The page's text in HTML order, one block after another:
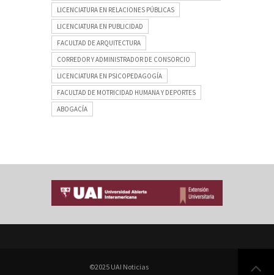
LICENCIATURA EN RELACIONES PÚBLICAS
LICENCIATURA EN PUBLICIDAD
FACULTAD DE ARQUITECTURA
CORREDOR Y ADMINISTRADOR DE CONSORCIO
LICENCIATURA EN PSICOPEDAGOGÍA
FACULTAD DE MOTRICIDAD HUMANA Y DEPORTES
ABOGACÍA
©2025 UAI Noticias